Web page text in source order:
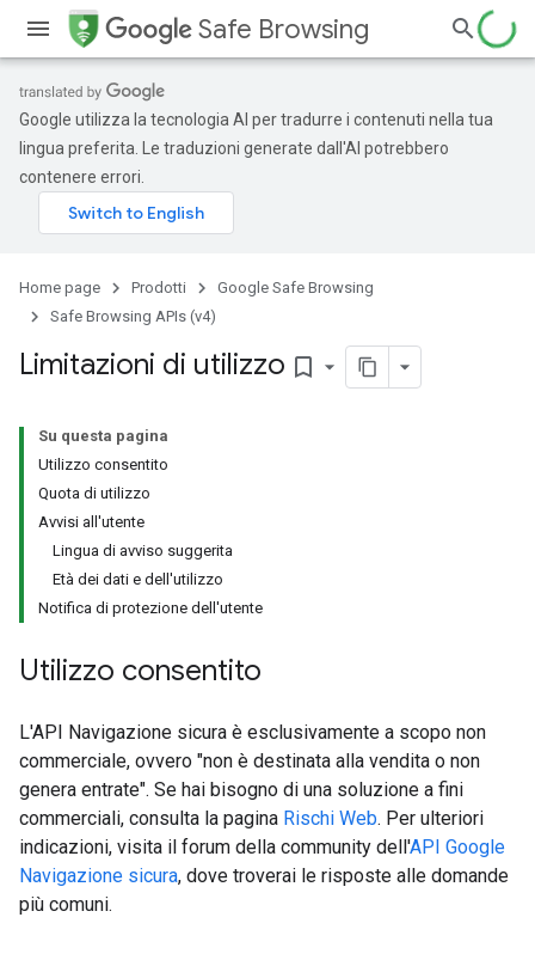
Safe Browsing
Google utilizza la tecnologia AI per tradurre i contenuti nella tua
lingua preferita. Le traduzioni generate dall'AI potrebbero
contenere errori.
Home page Prodotti
Google Safe Browsing
Safe Browsing APIs (v4)
Limitazioni di utilizzo bookmark_border
Su questa pagina
Utilizzo consentito
Quota di utilizzo
Avvisi all'utente
Lingua di avviso suggerita
Età dei dati e dell'utilizzo
Notifica di protezione dell'utente
Utilizzo consentito
L'API Navigazione sicura è esclusivamente a scopo non
commerciale, ovvero "non è destinata alla vendita o non
genera entrate". Se hai bisogno di una soluzione a fini
commerciali, consulta la pagina Rischi Web. Per ulteriori
indicazioni, visita il forum della community dell'API Google
Navigazione sicura, dove troverai le risposte alle domande
più comuni.